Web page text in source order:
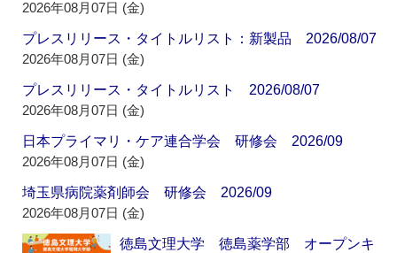
2026年08月07日 (金)
プレスリリース・タイトルリスト：新製品 2026/08/07
2026年08月07日 (金)
プレスリリース・タイトルリスト 2026/08/07
2026年08月07日 (金)
日本プライマリ・ケア連合学会 研修会 2026/09
2026年08月07日 (金)
埼玉県病院薬剤師会 研修会 2026/09
2026年08月07日 (金)
徳島文理大学 徳島薬学部 オープンキ